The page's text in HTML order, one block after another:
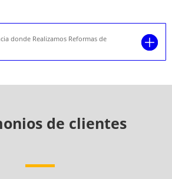
donde Realizamos Reformas de
de clientes